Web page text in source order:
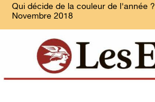
Qui décide de la couleur de l'année ?
Novembre 2018